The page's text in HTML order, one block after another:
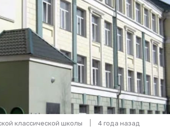
классической школы 4 года назад